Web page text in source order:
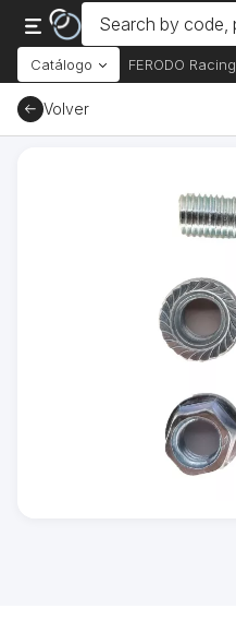
Catálogo FERODO Racing
Volver